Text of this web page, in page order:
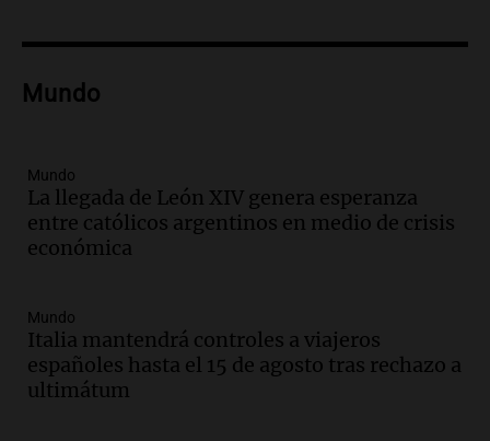
Audio.
Episodios
Audio.Docentes de Jujuy enfrentan
descuentos de hasta 700.000 pesos en
sus salarios, denuncian desde el
Panorama Federal
Episodios
Audio.La justicia reconoce el COVID
como enfermedad laboral tras caso de
docente fallecido en 2021
Mundo
Mundo
La llegada de León XIV genera esperanza
entre católicos argentinos en medio de crisis
económica
Mundo
Italia mantendrá controles a viajeros
españoles hasta el 15 de agosto tras rechazo a
ultimátum